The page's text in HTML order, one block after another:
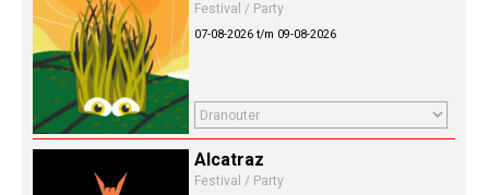
Festival / Party
07-08-2026 t/m 09-08-2026
Alcatraz
Festival / Party